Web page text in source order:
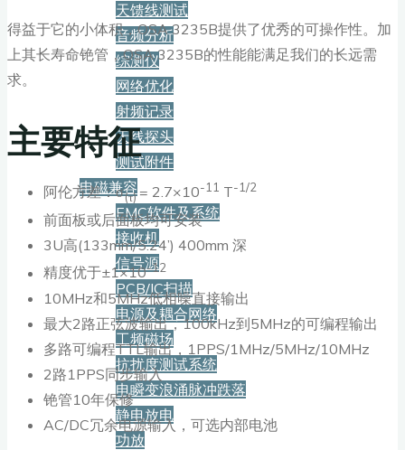
天馈线测试
音频分析
综测仪
网络优化
射频记录
天线探头
测试附件
电磁兼容
EMC软件及系统
接收机
信号源
PCB/IC扫描
电源及耦合网络
工频磁场
抗扰度测试系统
电瞬变浪涌脉冲跌落
静电放电
功放
得益于它的小体积，OSA 3235B提供了优秀的可操作性。加
上其长寿命铯管，OSA 3235B的性能能满足我们的长远需
求。
主要特征
阿伦方差：σ(τ)= 2.7×10-11 T-1/2
前面板或后面板均可安装
3U高(133mm/5.24’) 400mm 深
精度优于±1×10-12
10MHz和5MHz低相噪直接输出
最大2路正弦波输出，100kHz到5MHz的可编程输出
多路可编程TTL输出，1PPS/1MHz/5MHz/10MHz
2路1PPS同步输入
铯管10年保修
AC/DC冗余电源输入，可选内部电池